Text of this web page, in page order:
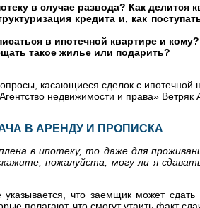
в случае развода? Как делится
кредита и, как
в ипотечной квартире и кому?
такое жилье или подарить?
касающиеся сделок с
недвижимости и права» Ветряк
В АРЕНДУ И ПРОПИСКА
в ипотеку, то даже для
пожалуйста, могу ли я
что заемщик может
полагают, что смогут утаить факт